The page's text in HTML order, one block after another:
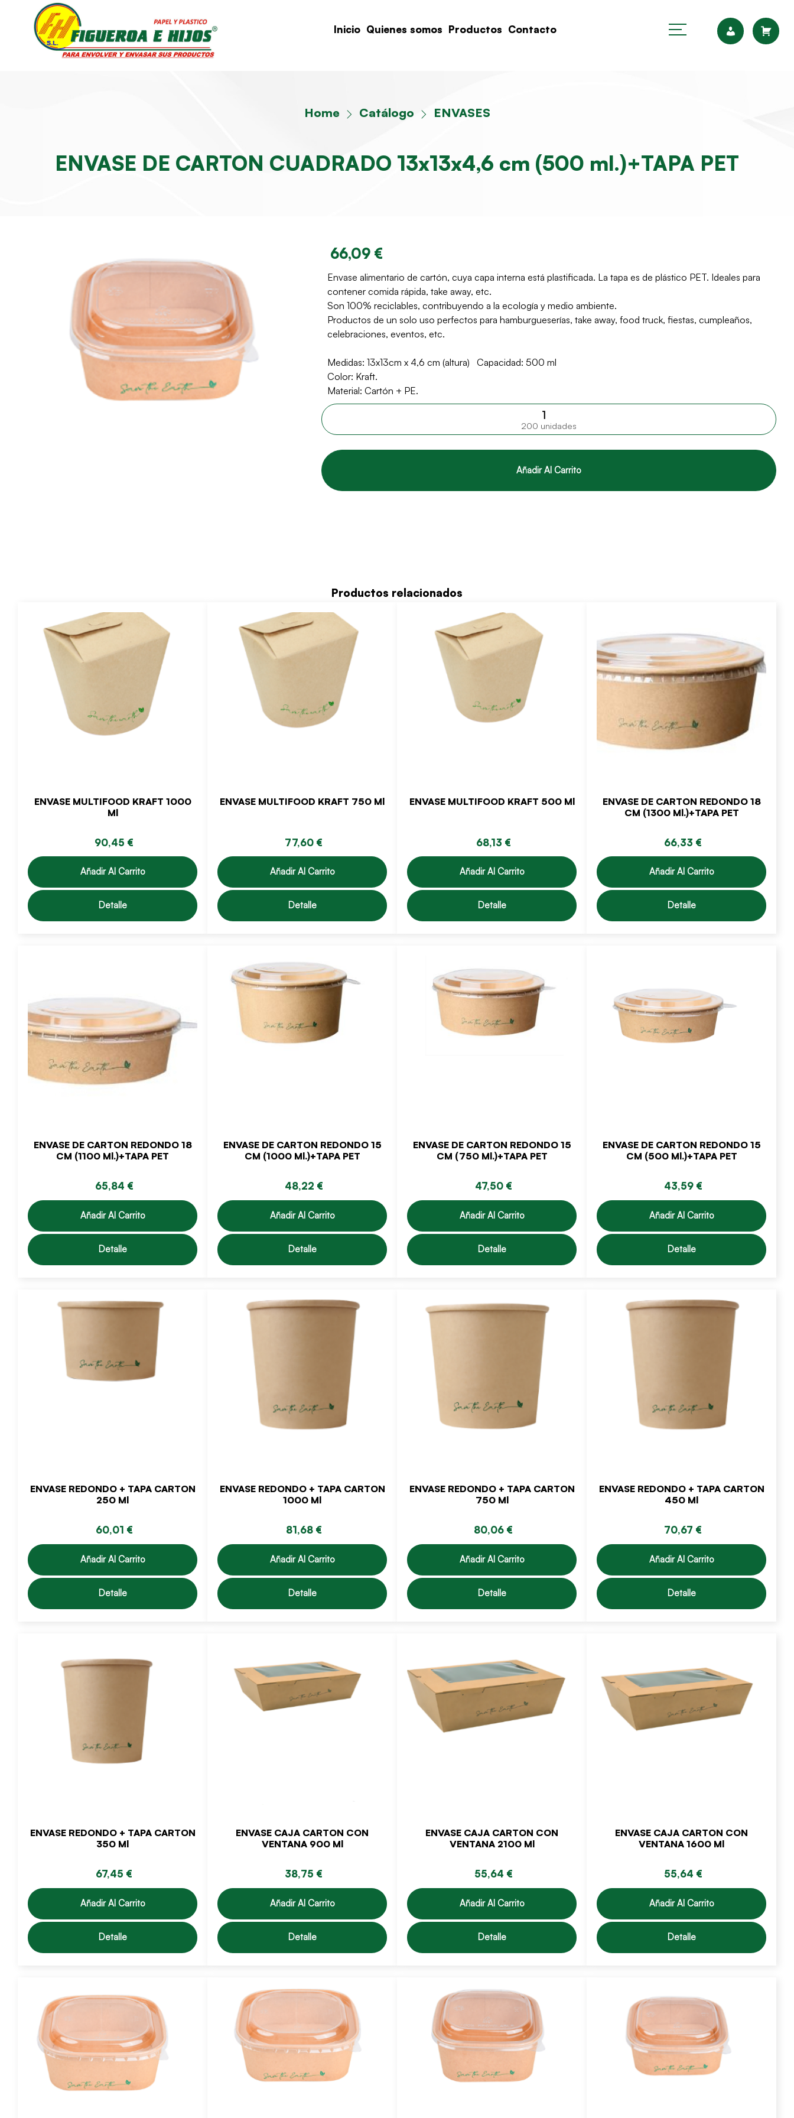
Inicio Quienes somos Productos Contacto
Home Catálogo ENVASES
ENVASE DE CARTON CUADRADO 13x13x4,6 cm (500 ml.)+TAPA PET
66,09 €
Envase alimentario de cartón, cuya capa interna está plastificada. La tapa es de plástico PET. Ideales para
contener comida rápida, take away, etc.
Son 100% reciclables, contribuyendo a la ecología y medio ambiente.
Productos de un solo uso perfectos para hamburgueserías, take away, food truck, fiestas, cumpleaños,
celebraciones, eventos, etc.
Medidas: 13x13cm x 4,6 cm (altura) Capacidad: 500 ml
Color: Kraft.
Material: Cartón + PE.
200 unidades
Añadir Al Carrito
Productos relacionados
ENVASE MULTIFOOD KRAFT 1000
Ml
90,45 €
Añadir Al Carrito
Detalle
ENVASE MULTIFOOD KRAFT 750 Ml
77,60 €
Añadir Al Carrito
Detalle
ENVASE MULTIFOOD KRAFT 500 Ml
68,13 €
Añadir Al Carrito
Detalle
ENVASE DE CARTON REDONDO 18
CM (1300 Ml.)+TAPA PET
66,33 €
Añadir Al Carrito
Detalle
ENVASE DE CARTON REDONDO 18
CM (1100 Ml.)+TAPA PET
65,84 €
Añadir Al Carrito
Detalle
ENVASE DE CARTON REDONDO 15
CM (1000 Ml.)+TAPA PET
48,22 €
Añadir Al Carrito
Detalle
ENVASE DE CARTON REDONDO 15
CM (750 Ml.)+TAPA PET
47,50 €
Añadir Al Carrito
Detalle
ENVASE DE CARTON REDONDO 15
CM (500 Ml.)+TAPA PET
43,59 €
Añadir Al Carrito
Detalle
ENVASE REDONDO + TAPA CARTON
250 Ml
60,01 €
Añadir Al Carrito
Detalle
ENVASE REDONDO + TAPA CARTON
1000 Ml
81,68 €
Añadir Al Carrito
Detalle
ENVASE REDONDO + TAPA CARTON
750 Ml
80,06 €
Añadir Al Carrito
Detalle
ENVASE REDONDO + TAPA CARTON
450 Ml
70,67 €
Añadir Al Carrito
Detalle
ENVASE REDONDO + TAPA CARTON
350 Ml
67,45 €
Añadir Al Carrito
Detalle
ENVASE CAJA CARTON CON
VENTANA 900 Ml
38,75 €
Añadir Al Carrito
Detalle
ENVASE CAJA CARTON CON
VENTANA 2100 Ml
55,64 €
Añadir Al Carrito
Detalle
ENVASE CAJA CARTON CON
VENTANA 1600 Ml
55,64 €
Añadir Al Carrito
Detalle